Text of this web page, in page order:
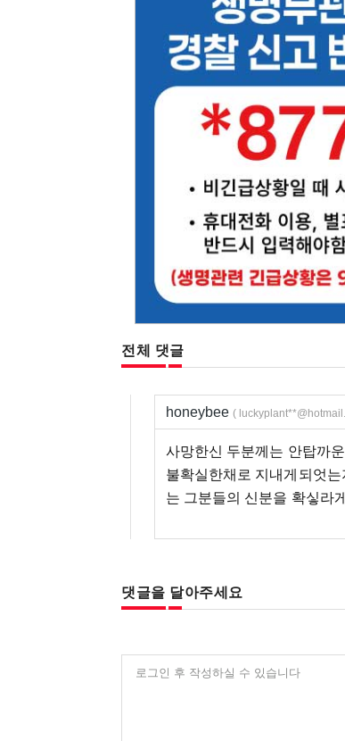
전체 댓글
honeybee (
사망한신 두분께는 안탑까
불확실한채로 지내게되엇
는 그분들의 신분을 확싷라
댓글을 달아주세요
로그인 후 작성하실 수 있습니다